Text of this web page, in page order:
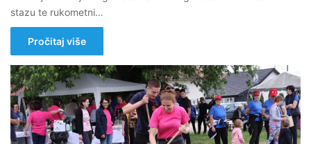
stazu te rukometni…
Pročitaj više